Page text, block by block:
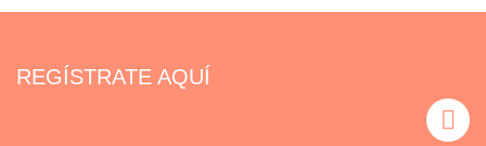
REGÍSTRATE AQUÍ